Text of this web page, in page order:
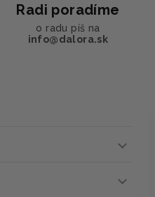
Radi poradíme
o radu píš na
info@dalora.sk